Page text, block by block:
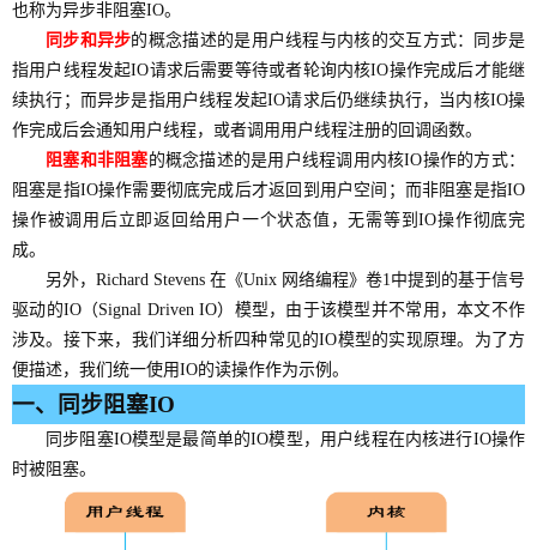
也称为异步非阻塞IO。
同步和异步的概念描述的是用户线程与内核的交互方式：同步是
指用户线程发起IO请求后需要等待或者轮询内核IO操作完成后才能继
续执行；而异步是指用户线程发起IO请求后仍继续执行，当内核IO操
作完成后会通知用户线程，或者调用用户线程注册的回调函数。
阻塞和非阻塞的概念描述的是用户线程调用内核IO操作的方式：
阻塞是指IO操作需要彻底完成后才返回到用户空间；而非阻塞是指IO
操作被调用后立即返回给用户一个状态值，无需等到IO操作彻底完
成。
另外， Richard Stevens 在《Unix 网络编程》卷1中提到的基于信号
驱动的IO（Signal Driven IO）模型，由于该模型并不常用，本文不作
涉及。接下来，我们详细分析四种常见的IO模型的实现原理。为了方
便描述，我们统一使用IO的读操作作为示例。
一、 同步阻塞IO
同步阻塞IO模型是最简单的IO模型，用户线程在内核进行IO操作
时被阻塞。